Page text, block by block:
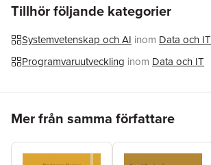
Tillhör följande kategorier
Systemvetenskap och AI inom Data och IT
Programvaruutveckling inom Data och IT
Mer från samma författare